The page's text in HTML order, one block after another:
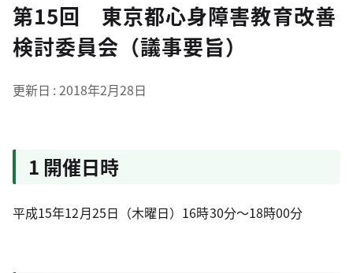
第15回 東京都心身障害教育改善
検討委員会（議事要旨）
更新日 2018年2月28日
1 開催日時
平成15年12月25日（木曜日）16時30分～18時00分